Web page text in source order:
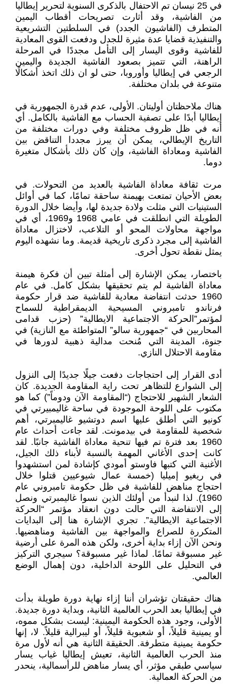
في 25 نيسان تم الاحتفال بالذكرى السنوية لتحرير إيطاليا
من الفاشية، وقد أثارت تصريحات أقطاب اليمين
المتطرف (الفاشيون الجدد) في السلطتين التشريعية
والتنفيذية قضايا عدة مثيرة للجدل ودفعت القوى المعادية
للفاشية وقوى اليسار إلى التأمل مجددًا في المرحلة
الراهنة، التي تتميز بصعود الفاشية الجديدة واليمين
الرجعي في إيطاليا وأوروبا، حتى لو ان ذلك اتخذ أشكالًا
متنوعة في بلدان مختلفة.
هناك ملاحظتان أوليتان. الأولى، عدم قدرة الجمهورية في
إيطاليا أبدًا على تصفية الحساب مع الفاشية بالكامل. أي
أنه في ظل ظروف مختلفة وفي دورات مختلفة من
التاريخ الإيطالي، يمكن أن يبرز مجددا التناقض بين
الفاشية ومعاداة الفاشية، وإن كان ذلك بأشكال متغيرة
دوما.
مرت ثقافة معاداة الفاشية بالعديد من التحولات. في
بعض الأحيان تمتعت بهيمنة ساحقة تمامًا، كما في أوائل
الستينيات التي مثلت ولادة جديدة لها، وأيضا خلال الدورة
الطويلة التي انطلقت في عامي 1968 و1969، أي في
مواجهة محاولات المحو أو التلاعب، لاختزال معاداة
الفاشية إلى مجرد ذكرى تاريخية قديمة. وما نشهده اليوم
يمثل نقطة تحول أخرى.
باختصار، يمكن الإشارة إلى أمثلة تبين أن فكرة هيمنة
معاداة الفاشية لم يتم تحقيقها بشكل كامل. في عام
1960 حدثت انتفاضة معادية للفاشية ضد قرار حكومة
فرناندو تامبروني المسيحية الديمقراطية للسماح
لمؤتمر”الحركة الاجتماعية الايطالية” (حزب قدامى
المحاربين في “جمهورية سالو” المتواطئة مع النازية) في
جنوة، المدينة التي مُنحت مدالية ذهبية لدورها في
مقاومة الاحتلال النازي.
أدى القرار إلى احتجاجات دفعت جيلًا جديدًا إلى النزول
إلى الشوارع للتظاهر تحت راية المقاومة الجديدة. كان
الشعار الشهير للاحتجاج (“المقاومة الآن ودوماً”) كما هو
مكتوب على اللوحة الموجودة في ساحة غاليمبيرتي في
كونيو التي أطلق عليها اسم دوتشيو غاليمبرتي، أهم
شخصية للمقاومة في بيدمونت. لقد جاءت أحداث عام
1960 بعد فترة تم فيها تنحية معاداة الفاشية جانبًا. لقد
كانت إحدى الأغاني المهمة بالنسبة لأبناء ذلك الجيل،
الأغنية التي كتبها فاوستو أمودي كإشادة لمن استشهدوا
في ريغيو إميليا (خمسة عمال شيوعيين قتلوا خلال
احتجاج مناهض للفاشية في ظل حكومة تامبروني عام
1960). لذا لنبدأ من أولئك الذين نسوا غاليمبرتي ونصل
إلى الانتفاضة التي حالت دون انعقاد مؤتمر “الحركة
الاجتماعية الايطالية”. تجري الإشارة هنا إلى البدايات
المتكررة للصراع والمواجهة بين الفاشية ومناهضيها.
ونحن الآن إزاء بداية أخرى، ولكن هذه المرة على أرضية
غير مسبوقة تمامًا. لماذا غير مسبوقة؟ سيجري التركيز
في التحليل على اللوحة الداخلية، دون إهمال الوضع
العالمي.
هناك حقيقتان تؤشران أننا إزاء نهاية دورة طويلة بدأت
في إيطاليا بعد الحرب العالمية الثانية، وبداية دورة جديدة.
الأولى، وجود هذه الحكومة اليمينية: ليست بشكل مموه،
أو يمينية قليلاً، أو شعبوية قليلاً، أو ليبرالية قليلاً. لا، إنها
حكومة يمينية متطرفة. الحقيقة الثانية هي أنه لأول مرة
منذ الحرب العالمية الثانية، تعيش إيطاليا غياب يسار
سياسي طبقي مؤثر، أي يسار مناهض للرأسمالية، ينحدر
من الحركة العمالية.